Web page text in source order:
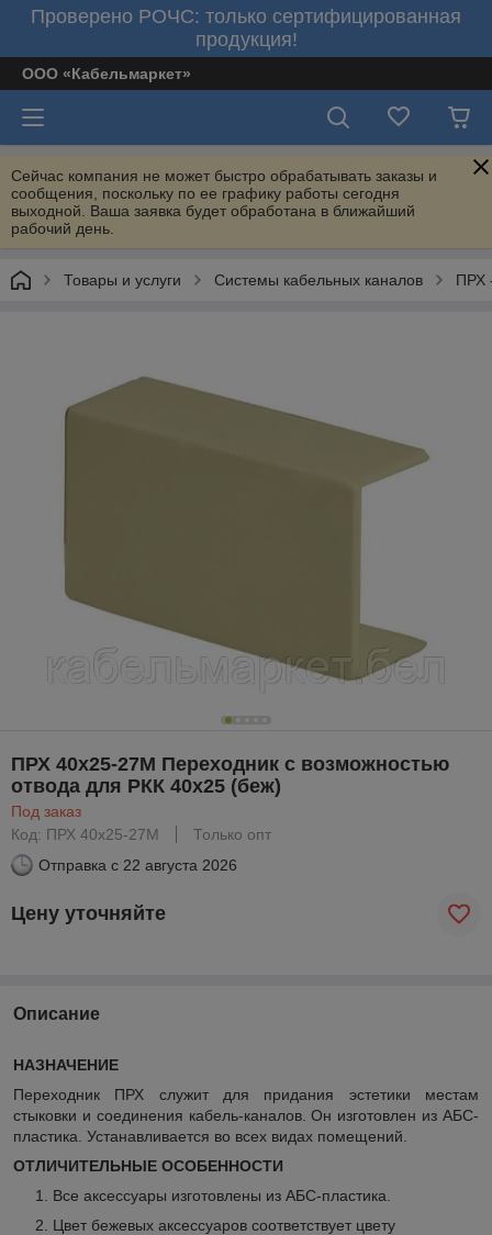
Проверено РОЧС: только сертифицированная
продукция!
ООО «Кабельмаркет»
Сейчас компания не может быстро обрабатывать заказы и
сообщения, поскольку по ее графику работы сегодня
выходной. Ваша заявка будет обработана в ближайший
рабочий день.
Товары и услуги Системы кабельных каналов ПРХ
ПРХ 40х25-27М Переходник с возможностью
отвода для РКК 40х25 (беж)
Под заказ
Код: ПРХ 40х25-27М
Только опт
Отправка с 22 августа 2026
Цену уточняйте
Описание
НАЗНАЧЕНИЕ
Переходник ПРХ служит для придания эстетики местам
стыковки и соединения кабель-каналов. Он изготовлен из АБС-
пластика. Устанавливается во всех видах помещений.
ОТЛИЧИТЕЛЬНЫЕ ОСОБЕННОСТИ
Все аксессуары изготовлены из АБС-пластика.
Цвет бежевых аксессуаров соответствует цвету